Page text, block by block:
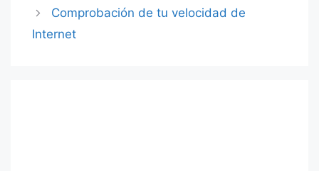
Comprobación de tu velocidad de
Internet